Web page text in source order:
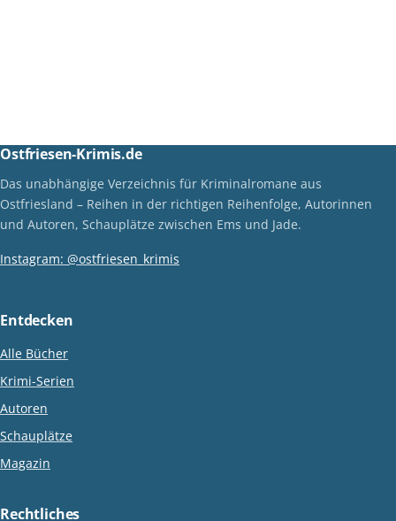
Ostfriesen-Krimis.de
Das unabhängige Verzeichnis für Kriminalromane aus
Ostfriesland – Reihen in der richtigen Reihenfolge, Autorinnen
und Autoren, Schauplätze zwischen Ems und Jade.
Instagram: @ostfriesen_krimis
Entdecken
Alle Bücher
Krimi-Serien
Autoren
Schauplätze
Magazin
Rechtliches